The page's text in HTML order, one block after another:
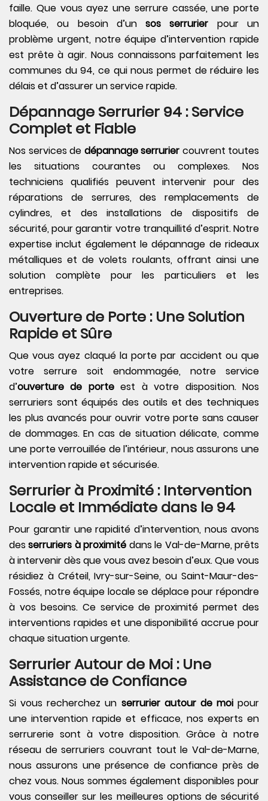
faille. Que vous ayez une serrure cassée, une porte
bloquée, ou besoin d’unsos serrurier pour un
problème urgent, notre équipe d’intervention rapide
est prête à agir. Nous connaissons parfaitement les
communes du 94, ce qui nous permet de réduire les
délais et d’assurer un service rapide.
Dépannage Serrurier 94 : Service
Complet et Fiable
Nos services de dépannage serrurier couvrent toutes
les situations courantes ou complexes. Nos
techniciens qualifiés peuvent intervenir pour des
réparations de serrures, des remplacements de
cylindres, et des installations de dispositifs de
sécurité, pour garantir votre tranquillité d’esprit. Notre
expertise inclut également le dépannage de rideaux
métalliques et de volets roulants, offrant ainsi une
solution complète pour les particuliers et les
entreprises.
Ouverture de Porte : Une Solution
Rapide et Sûre
Que vous ayez claqué la porte par accident ou que
votre serrure soit endommagée, notre service
d’ouverture de porteest à votre disposition. Nos
serruriers sont équipés des outils et des techniques
les plus avancés pour ouvrir votre porte sans causer
de dommages. En cas de situation délicate, comme
une porte verrouillée de l’intérieur, nous assurons une
intervention rapide et sécurisée.
Serrurier à Proximité : Intervention
Locale et Immédiate dans le 94
Pour garantir une rapidité d’intervention, nous avons
desserruriers à proximité dans le Val-de-Marne, prêts
à intervenir dès que vous avez besoin d’eux. Que vous
résidiez à Créteil, Ivry-sur-Seine, ou Saint-Maur-des-
Fossés, notre équipe locale se déplace pour répondre
à vos besoins. Ce service de proximité permet des
interventions rapides et une disponibilité accrue pour
chaque situation urgente.
Serrurier Autour de Moi : Une
Assistance de Confiance
Si vous recherchez un serrurier autour de moipour
une intervention rapide et efficace, nos experts en
serrurerie sont à votre disposition. Grâce à notre
réseau de serruriers couvrant tout le Val-de-Marne,
nous assurons une présence de confiance près de
chez vous. Nous sommes également disponibles pour
vous conseiller sur les meilleures options de sécurité